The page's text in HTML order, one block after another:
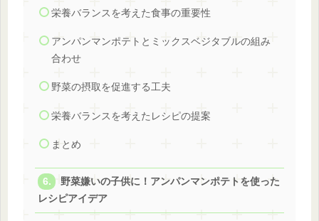
栄養バランスを考えた食事の重要性
アンパンマンポテトとミックスベジタブルの組み
合わせ
野菜の摂取を促進する工夫
栄養バランスを考えたレシピの提案
まとめ
野菜嫌いの子供に！アンパンマンポテトを使った
レシピアイデア